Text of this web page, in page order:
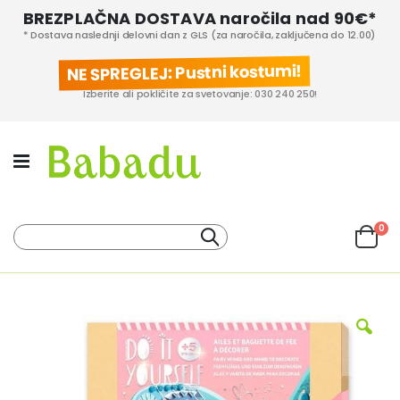
BREZPLAČNA DOSTAVA naročila nad 90€*
* Dostava naslednji delovni dan z GLS (za naročila, zaključena do 12.00)
NE SPREGLEJ: Pustni kostumi!
Izberite ali pokličite za svetovanje: 030 240 250!
Iskanje
Cart
0izd.